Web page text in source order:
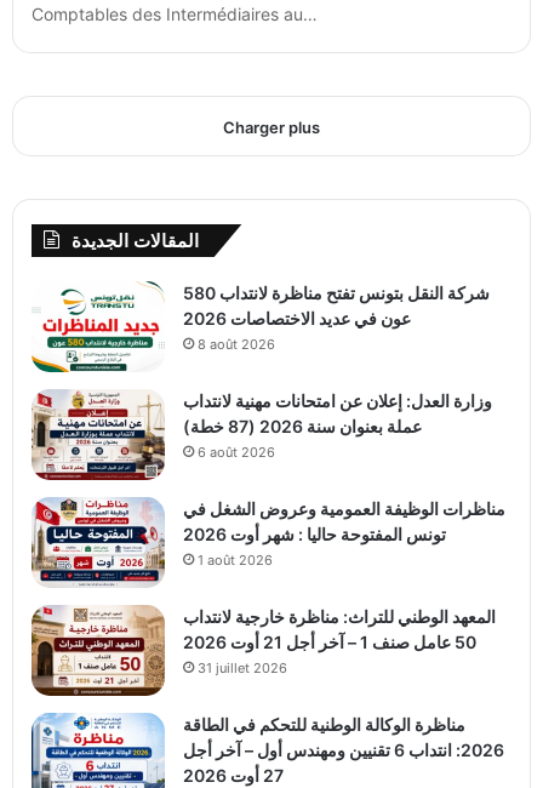
Comptables des Intermédiaires au…
Charger plus
المقالات الجديدة
شركة النقل بتونس تفتح مناظرة لانتداب 580
عون في عديد الاختصاصات 2026
8 août 2026
وزارة العدل: إعلان عن امتحانات مهنية لانتداب
عملة بعنوان سنة 2026 (87 خطة)
6 août 2026
مناظرات الوظيفة العمومية وعروض الشغل في
تونس المفتوحة حاليا : شهر أوت 2026
1 août 2026
المعهد الوطني للتراث: مناظرة خارجية لانتداب
50 عامل صنف 1 – آخر أجل 21 أوت 2026
31 juillet 2026
مناظرة الوكالة الوطنية للتحكم في الطاقة
2026: انتداب 6 تقنيين ومهندس أول – آخر أجل
27 أوت 2026